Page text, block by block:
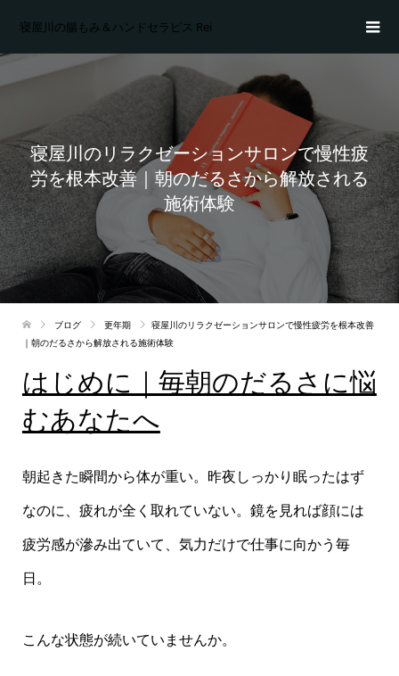
寝屋川の腸もみ＆ハンドセラピス Rei
寝屋川のリラクゼーションサロンで慢性疲
労を根本改善｜朝のだるさから解放される
施術体験
ブログ 更年期
寝屋川のリラクゼーションサロンで慢性疲労を根本改善
｜朝のだるさから解放される施術体験
はじめに｜毎朝のだるさに悩
むあなたへ
朝起きた瞬間から体が重い。昨夜しっかり眠ったはず
なのに、疲れが全く取れていない。鏡を見れば顔には
疲労感が滲み出ていて、気力だけで仕事に向かう毎
日。
こんな状態が続いていませんか。